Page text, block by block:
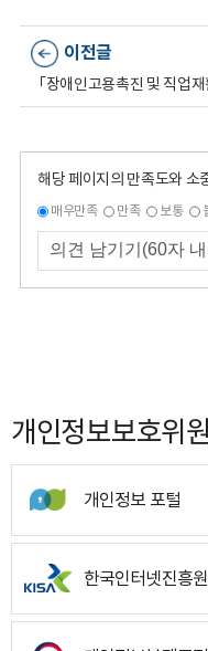
이전글
해당 페이지의 만족도와 소
매우만족 만족 보통
개인정보보호위
개인정보 포털
한국인터넷진흥원